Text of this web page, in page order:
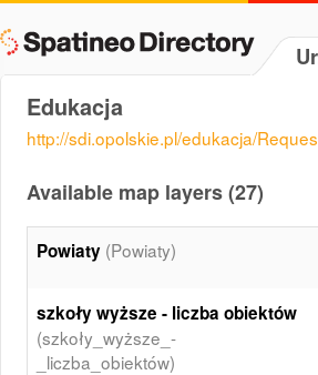
Edukacja
http://sdi.opolskie.pl/edukacja/
Available map layers (27)
Powiaty (Powiaty)
szkoły wyższe - liczba obiektów
(szkoły_wyższe_-
_liczba_obiektów)